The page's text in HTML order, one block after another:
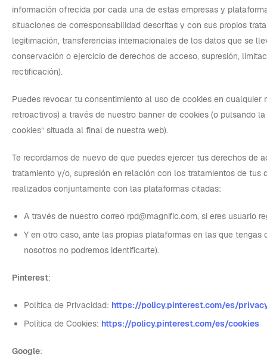
información ofrecida por cada una de estas empresas y
situaciones de corresponsabilidad descritas y con sus propios
legitimación, transferencias internacionales de los datos que se
conservación o ejercicio de derechos de acceso, supresión,
rectificación).
Puedes revocar tu consentimiento al uso de cookies en cualquier
retroactivos) a través de nuestro banner de cookies (o pulsando
cookies” situada al final de nuestra web).
Te recordamos de nuevo de que puedes ejercer tus derechos de
tratamiento y/o, supresión en relación con los tratamientos de tus
realizados conjuntamente con las plataformas citadas:
A través de nuestro correo rpd@magnific.com, si eres usuario
Y en otro caso, ante las propias plataformas en las que tengas
nosotros no podremos identificarte).
Pinterest:
Política de Privacidad: https://policy.pinterest.com/es/
Política de Cookies: https://policy.pinterest.com/es/cookies
Google: